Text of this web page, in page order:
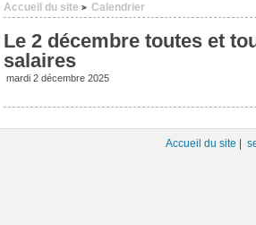
Accueil du site > Calendrier
Le 2 décembre toutes et
salaires
mardi 2 décembre 2025
Accueil du site |